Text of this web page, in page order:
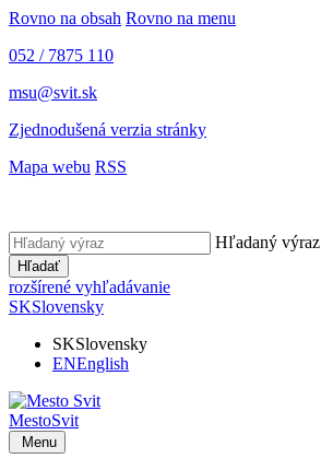
Rovno na obsah Rovno na menu
052 / 7875 110
msu@svit.sk
Zjednodušená verzia stránky
Mapa webu RSS
Hľadaný výraz
Hľadať
rozšírené vyhľadávanie
SKSlovensky
SKSlovensky
ENEnglish
MestoSvit
Menu